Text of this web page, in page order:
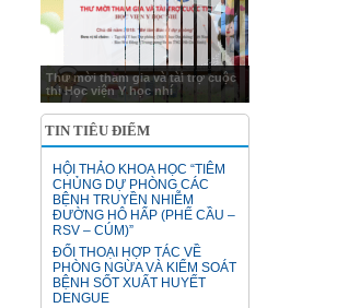
Thư mời tham gia và tài trợ cuộc
thi Học viện Y học nhí
TIN TIÊU ĐIỂM
HỘI THẢO KHOA HỌC “TIÊM
CHỦNG DỰ PHÒNG CÁC
BỆNH TRUYỀN NHIỄM
ĐƯỜNG HÔ HẤP (PHẾ CẦU –
RSV – CÚM)”
ĐỐI THOẠI HỢP TÁC VỀ
PHÒNG NGỪA VÀ KIỂM SOÁT
BỆNH SỐT XUẤT HUYẾT
DENGUE